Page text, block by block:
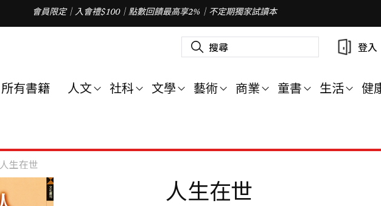
會員限定｜入會禮$100｜點數回饋最高享2%｜不定期獨家試讀本
搜
尋
字
登入
所有書籍 人文 社科 文學 藝術 商業 童書 生活 健
人生在世
人生在世